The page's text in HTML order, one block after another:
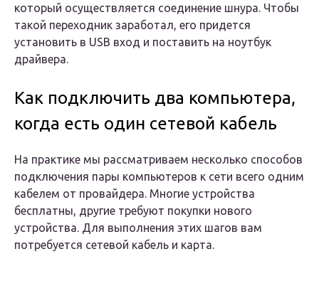
который осуществляется соединение шнура. Чтобы
такой переходник заработал, его придется
установить в USB вход и поставить на ноутбук
драйвера.
Как подключить два компьютера,
когда есть один сетевой кабель
На практике мы рассматриваем несколько способов
подключения пары компьютеров к сети всего одним
кабелем от провайдера. Многие устройства
бесплатны, другие требуют покупки нового
устройства. Для выполнения этих шагов вам
потребуется сетевой кабель и карта.